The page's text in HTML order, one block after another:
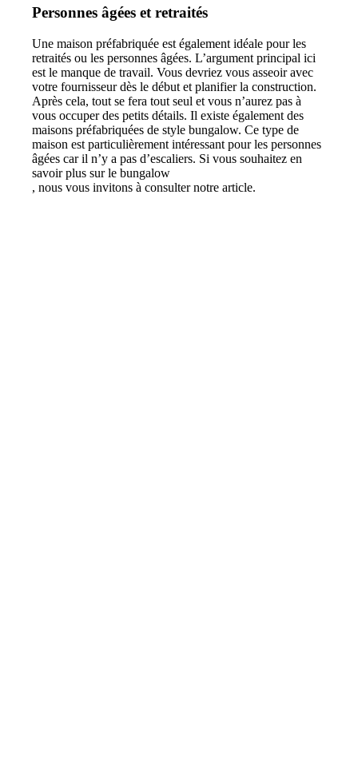
Personnes âgées et retraités
Une maison préfabriquée est également idéale pour les
retraités ou les personnes âgées. L’argument principal ici
est le manque de travail. Vous devriez vous asseoir avec
votre fournisseur dès le début et planifier la construction.
Après cela, tout se fera tout seul et vous n’aurez pas à
vous occuper des petits détails. Il existe également des
maisons préfabriquées de style bungalow. Ce type de
maison est particulièrement intéressant pour les personnes
âgées car il n’y a pas d’escaliers. Si vous souhaitez en
savoir plus sur le bungalow
, nous vous invitons à consulter notre article.